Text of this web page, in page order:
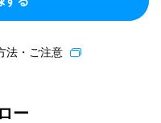
法・ご注意
ー